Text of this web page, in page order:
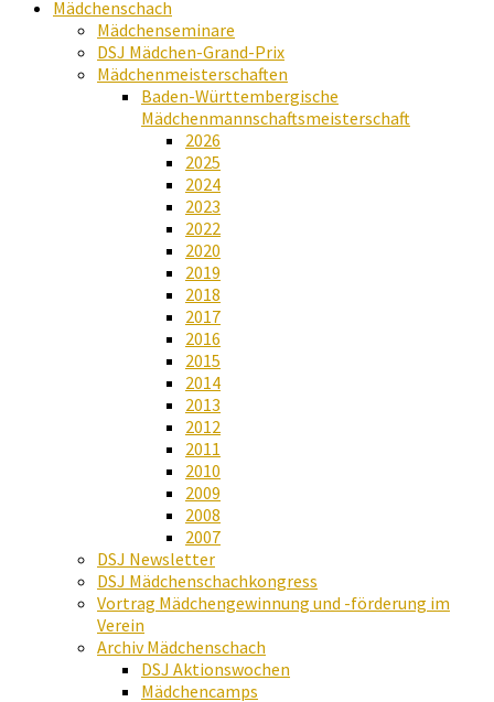
Mädchenschach
Mädchenseminare
DSJ Mädchen-Grand-Prix
Mädchenmeisterschaften
Baden-Württembergische
Mädchenmannschaftsmeisterschaft
2026
2025
2024
2023
2022
2020
2019
2018
2017
2016
2015
2014
2013
2012
2011
2010
2009
2008
2007
DSJ Newsletter
DSJ Mädchenschachkongress
Vortrag Mädchengewinnung und -förderung im
Verein
Archiv Mädchenschach
DSJ Aktionswochen
Mädchencamps